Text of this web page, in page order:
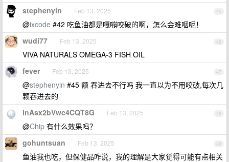
45
stephenyin Feb 13, 2025
@ixcode #42 吃鱼油都是嘎嘣咬破的啊，怎么会难咽呢！
46
wudi77 Feb 13, 2025
VIVA NATURALS OMEGA-3 FISH OIL
47
fever Feb 13, 2025
@stephenyin #45 额 吞进去不行吗 我一直以为不用咬破,每次几
颗吞进去的
48
inAsx2bVwc4CQT8G Feb 13, 2025
@Chip 有什么效果吗？
49
gohuntsuan Feb 13, 2025
鱼油我也吃，但保健品咋说，我的理解是大家觉得可能有点相关